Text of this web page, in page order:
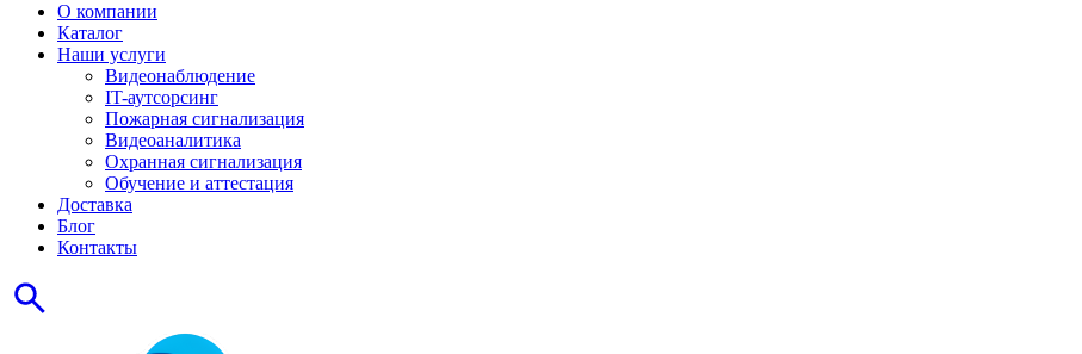
О компании
Каталог
Наши услуги
Видеонаблюдение
IT-аутсорсинг
Пожарная сигнализация
Видеоаналитика
Охранная сигнализация
Обучение и аттестация
Доставка
Блог
Контакты